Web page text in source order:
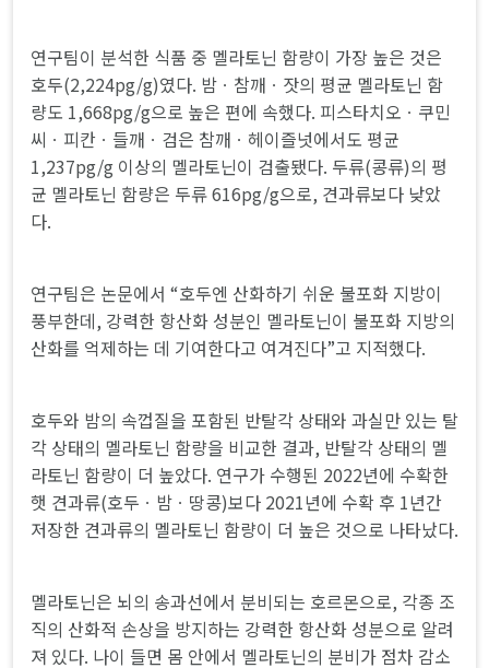
연구팀이 분석한 식품 중 멜라토닌 함량이 가장 높은 것은
호두(2,224pg/g)였다. 밤ㆍ참깨ㆍ잣의 평균 멜라토닌 함
량도 1,668pg/g으로 높은 편에 속했다. 피스타치오ㆍ쿠민
씨ㆍ피칸ㆍ들깨ㆍ검은 참깨ㆍ헤이즐넛에서도 평균
1,237pg/g 이상의 멜라토닌이 검출됐다. 두류(콩류)의 평
균 멜라토닌 함량은 두류 616pg/g으로, 견과류보다 낮았
다.
연구팀은 논문에서 “호두엔 산화하기 쉬운 불포화 지방이
풍부한데, 강력한 항산화 성분인 멜라토닌이 불포화 지방의
산화를 억제하는 데 기여한다고 여겨진다”고 지적했다.
호두와 밤의 속껍질을 포함된 반탈각 상태와 과실만 있는 탈
각 상태의 멜라토닌 함량을 비교한 결과, 반탈각 상태의 멜
라토닌 함량이 더 높았다. 연구가 수행된 2022년에 수확한
햇 견과류(호두ㆍ밤ㆍ땅콩)보다 2021년에 수확 후 1년간
저장한 견과류의 멜라토닌 함량이 더 높은 것으로 나타났다.
멜라토닌은 뇌의 송과선에서 분비되는 호르몬으로, 각종 조
직의 산화적 손상을 방지하는 강력한 항산화 성분으로 알려
져 있다. 나이 들면 몸 안에서 멜라토닌의 분비가 점차 감소